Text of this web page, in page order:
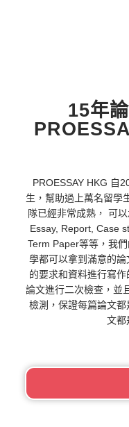
15年
PROESSAY HKG 自
生，幫助過上萬名留學
隊已經非常成熟， 可
Essay, Report, Case
Term Paper等等，我
學都可以拿到滿意的
的要求和資料進行寫
論文進行二次檢查，並
檢測，保證每篇論文
文都